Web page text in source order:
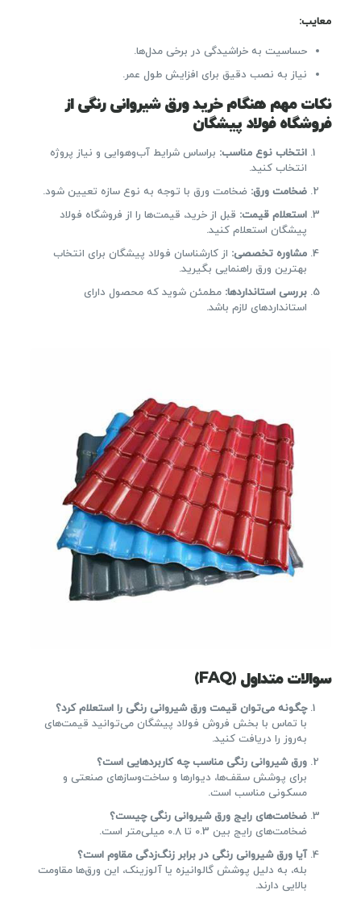
معایب:
حساسیت به خراشیدگی در برخی مدل‌ها.
نیاز به نصب دقیق برای افزایش طول عمر.
نکات مهم هنگام خرید ورق شیروانی رنگی از
فروشگاه فولاد پیشگان
انتخاب نوع مناسب: براساس شرایط آب‌وهوایی و نیاز پروژه
انتخاب کنید.
ضخامت ورق: ضخامت ورق با توجه به نوع سازه تعیین شود.
استعلام قیمت: قبل از خرید، قیمت‌ها را از فروشگاه فولاد
پیشگان استعلام کنید.
مشاوره تخصصی: از کارشناسان فولاد پیشگان برای انتخاب
بهترین ورق راهنمایی بگیرید.
بررسی استانداردها: مطمئن شوید که محصول دارای
استانداردهای لازم باشد.
سوالات متداول (FAQ)
چگونه می‌توان قیمت ورق شیروانی رنگی را استعلام کرد؟
با تماس با بخش فروش فولاد پیشگان می‌توانید قیمت‌های
به‌روز را دریافت کنید.
ورق شیروانی رنگی مناسب چه کاربردهایی است؟
برای پوشش سقف‌ها، دیوارها و ساخت‌وسازهای صنعتی و
مسکونی مناسب است.
ضخامت‌های رایج ورق شیروانی رنگی چیست؟
ضخامت‌های رایج بین 0.3 تا 0.8 میلی‌متر است.
آیا ورق شیروانی رنگی در برابر زنگ‌زدگی مقاوم است؟
بله، به دلیل پوشش گالوانیزه یا آلوزینک، این ورق‌ها مقاومت
بالایی دارند.